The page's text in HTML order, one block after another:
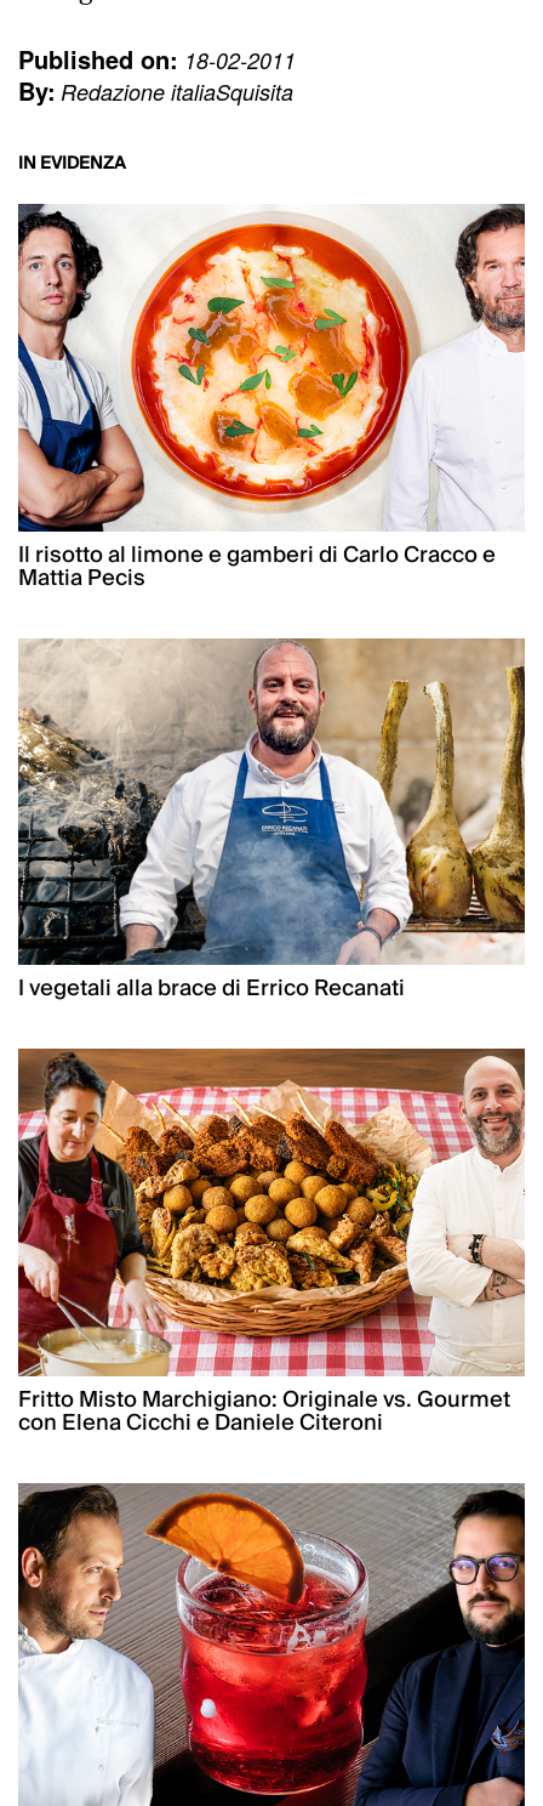
Published on: 18-02-2011
By: Redazione italiaSquisita
IN EVIDENZA
Il risotto al limone e gamberi di Carlo Cracco e
Mattia Pecis
I vegetali alla brace di Errico Recanati
Fritto Misto Marchigiano: Originale vs. Gourmet
con Elena Cicchi e Daniele Citeroni